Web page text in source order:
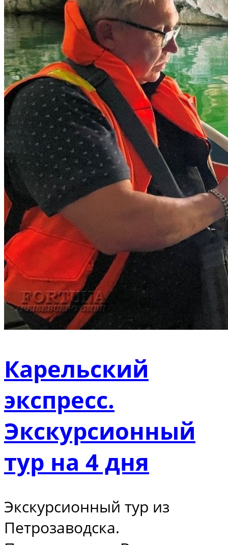
Карельский
экспресс.
Экскурсионный
тур на 4 дня
Экскурсионный тур из
Петрозаводска.